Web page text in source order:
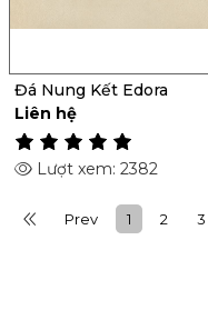
Đá Nung Kết Edora
Liên hệ
Lượt xem: 2382
Prev 1 2 3